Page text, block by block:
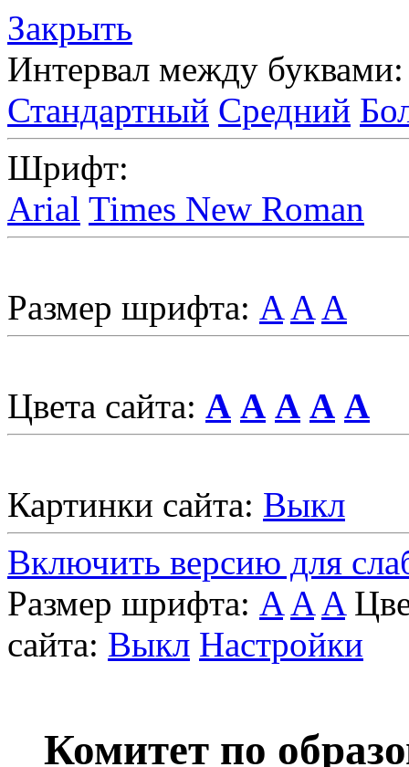
Закрыть
Интервал между буквами:
Стандартный Средний
Шрифт:
Arial Times New Roman
Размер шрифта: A A A
Цвета сайта: A A A A A
Картинки сайта: Выкл
Включить версию для
Размер шрифта: A A A
сайта: Выкл Настройки
Комитет по